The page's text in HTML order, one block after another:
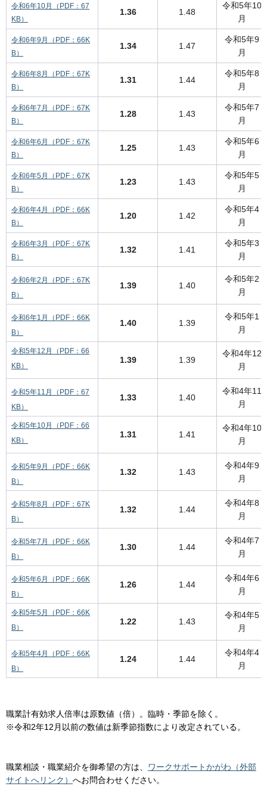
令和6年10月（PDF：67
KB）
1.36 1.48
令和5年10
月
令和6年9月（PDF：66K
B）
1.34 1.47
令和5年9
月
令和6年8月（PDF：67K
B）
1.31 1.44
令和5年8
月
令和6年7月（PDF：67K
B）
1.28 1.43
令和5年7
月
令和6年6月（PDF：67K
B）
1.25 1.43
令和5年6
月
令和6年5月（PDF：67K
B）
1.23 1.43
令和5年5
月
令和6年4月（PDF：66K
B）
1.20 1.42
令和5年4
月
令和6年3月（PDF：67K
B）
1.32 1.41
令和5年3
月
令和6年2月（PDF：67K
B）
1.39 1.40
令和5年2
月
令和6年1月（PDF：66K
B）
1.40 1.39
令和5年1
月
令和5年12月（PDF：66
KB）
1.39 1.39
令和4年12
月
令和5年11月（PDF：67
KB）
1.33 1.40
令和4年11
月
令和5年10月（PDF：66
KB）
1.31 1.41
令和4年10
月
令和5年9月（PDF：66K
B）
1.32 1.43
令和4年9
月
令和5年8月（PDF：67K
B）
1.32 1.44
令和4年8
月
令和5年7月（PDF：66K
B）
1.30 1.44
令和4年7
月
令和5年6月（PDF：66K
B）
1.26 1.44
令和4年6
月
令和5年5月（PDF：66K
B）
1.22 1.43
令和4年5
月
令和5年4月（PDF：66K
B）
1.24 1.44
令和4年4
月
職業計有効求人倍率は原数値（倍）。臨時・季節を除く。
※令和2年12月以前の数値は新季節指数により改定されている。
職業相談・職業紹介を御希望の方は、 ワークサポートかがわ（外部
サイトへリンク） へお問合わせください。